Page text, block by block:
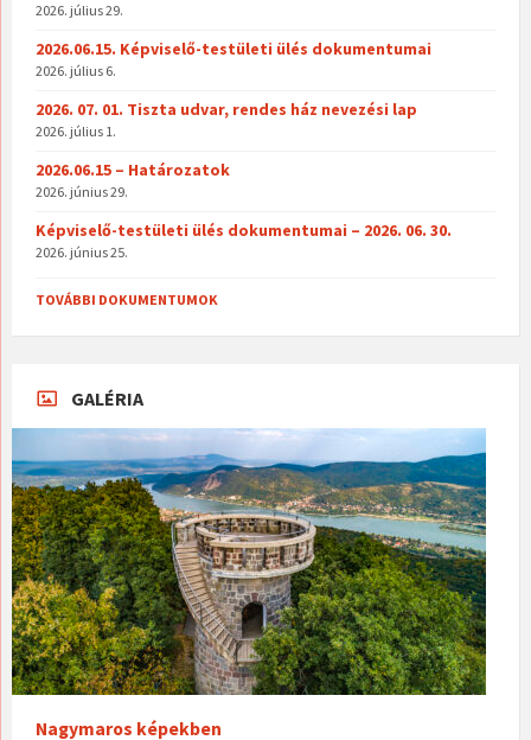
2026. július 29.
2026.06.15. Képviselő-testületi ülés dokumentumai
2026. július 6.
2026. 07. 01. Tiszta udvar, rendes ház nevezési lap
2026. július 1.
2026.06.15 – Határozatok
2026. június 29.
Képviselő-testületi ülés dokumentumai – 2026. 06. 30.
2026. június 25.
TOVÁBBI DOKUMENTUMOK
GALÉRIA
Nagymaros képekben